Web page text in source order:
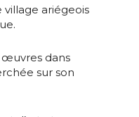
ariégeois
œuvres dans
sur son